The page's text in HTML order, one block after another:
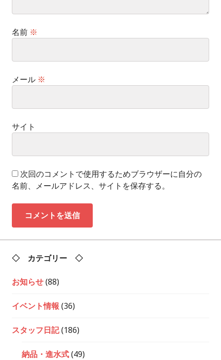
名前 ※
メール ※
サイト
次回のコメントで使用するためブラウザーに自分の
名前、メールアドレス、サイトを保存する。
◇ カテゴリー ◇
お知らせ(88)
イベント情報 (36)
スタッフ日記(186)
納品・進水式(49)